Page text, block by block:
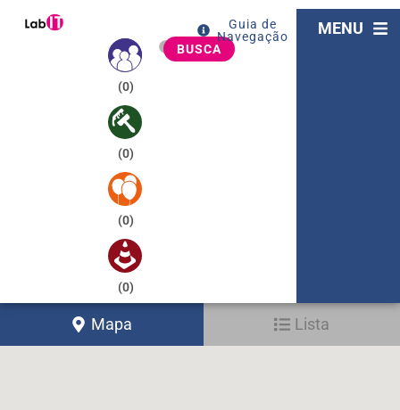
(0)
(0)
(0)
(0)
BUSCA
Guia de
Navegação
MENU
Mapa Lista